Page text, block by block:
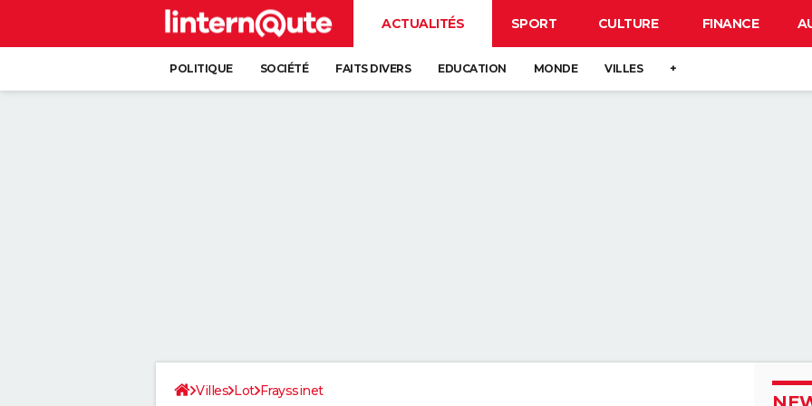
ACTUALITÉS SPORT CULTURE FINANCE
POLITIQUE SOCIÉTÉ FAITS DIVERS EDUCATION MONDE VILLES +
Villes Lot Frayssinet